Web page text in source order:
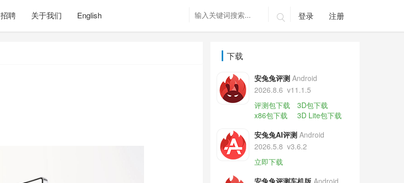
招聘 关于我们 English  登录 注册
下载
安兔兔评测 Android
2026.8.6 v11.1.5
评测包下载
3D包下载
x86包下载
3D Lite包下载
安兔兔AI评测 Android
2026.5.8 v3.6.2
立即下载
安兔兔评测车机版 Android